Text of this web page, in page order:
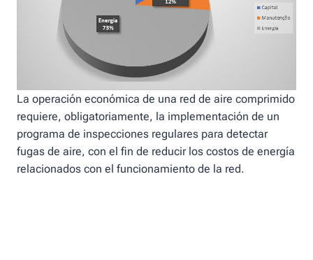
La operación económica de una red de aire comprimido
requiere, obligatoriamente, la implementación de un
programa de inspecciones regulares para detectar
fugas de aire, con el fin de reducir los costos de energía
relacionados con el funcionamiento de la red.